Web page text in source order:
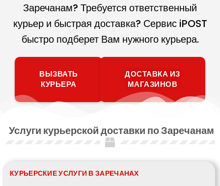
Заречанам? Требуется ответственный
курьер и быстрая доставка? Сервис iPOST
быстро подберет Вам нужного курьера.
ВЫЗВАТЬ
КУРЬЕРА
ДОСТАВКА ИЗ
МАГАЗИНОВ
Услуги курьерской доставки по Заречанам
КУРЬЕРСКИЕ УСЛУГИ В ЗАРЕЧАНАХ